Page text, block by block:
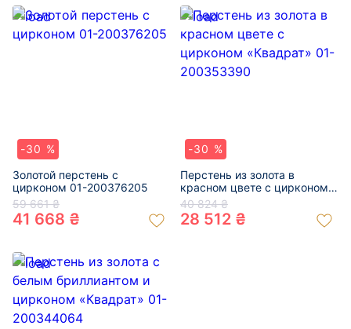
-30 %
Золотой перстень с
цирконом 01-200376205
59 661 ₴
41 668 ₴
-30 %
Перстень из золота в
красном цвете с цирконом
«Квадрат» 01-200353390
40 824 ₴
28 512 ₴